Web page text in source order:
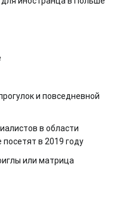
и повседневной
в области
посетят в 2019 году
или матрица